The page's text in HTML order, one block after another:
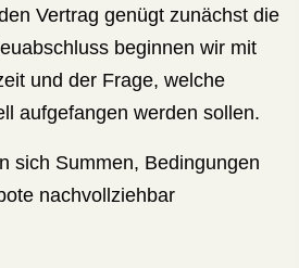
Vertrag genügt zunächst die
beginnen wir mit
und der Frage, welche
aufgefangen werden sollen.
sich Summen, Bedingungen
nachvollziehbar